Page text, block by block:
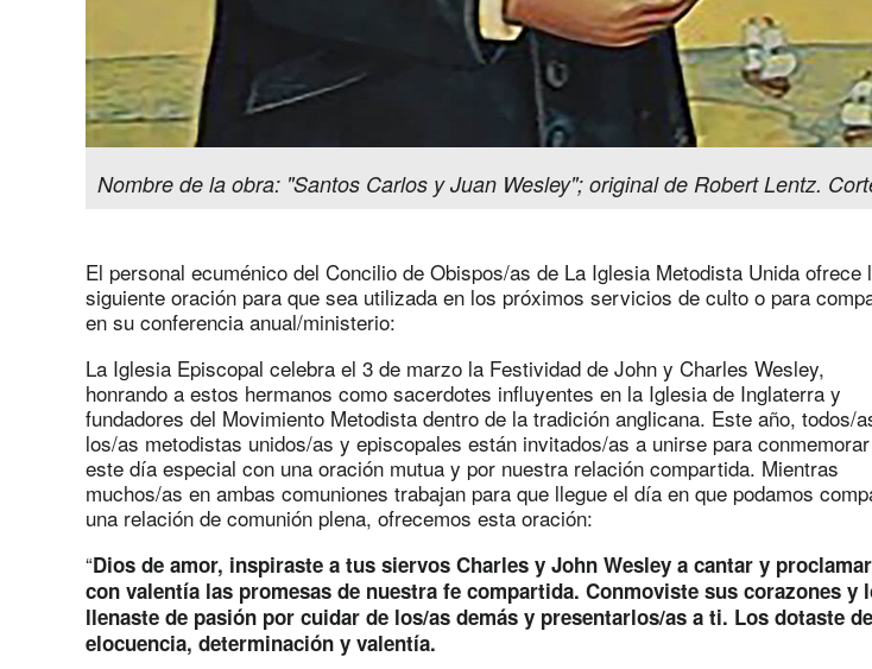
Nombre de la obra: "Santos Carlos y Juan Wesley"; original de Robert Lentz.
El personal ecuménico del Concilio de Obispos/as de La Iglesia Metodista Unida ofrece
siguiente oración para que sea utilizada en los próximos servicios de culto o para
en su conferencia anual/ministerio:
La Iglesia Episcopal celebra el 3 de marzo la Festividad de John y Charles Wesley,
honrando a estos hermanos como sacerdotes influyentes en la Iglesia de Inglaterra y
fundadores del Movimiento Metodista dentro de la tradición anglicana. Este año, todos/
los/as metodistas unidos/as y episcopales están invitados/as a unirse para conmemorar
este día especial con una oración mutua y por nuestra relación compartida. Mientras
muchos/as en ambas comuniones trabajan para que llegue el día en que podamos
una relación de comunión plena, ofrecemos esta oración:
“Dios de amor, inspiraste a tus siervos Charles y John Wesley a cantar y proclamar
con valentía las promesas de nuestra fe compartida. Conmoviste sus corazones y
llenaste de pasión por cuidar de los/as demás y presentarlos/as a ti. Los dotaste de
elocuencia, determinación y valentía.